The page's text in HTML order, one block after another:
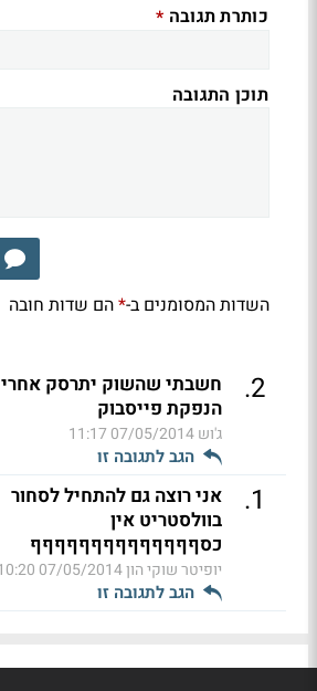
כותרת תגובה *
תוכן התגובה
השדות המסומנים ב-*הם שדות חובה
2
.
חשבתי שהשוק יתרסק אחרי
הנפקת פייסבוק
ג'וש07/05/2014 11:17
הגב לתגובה זו
1
.
אני רוצה גם להתחיל לסחור
בוולסטריט אין
כסףףףףףףףףףףףףףף
יופיטר שוקי הון07/05/2014 10:20
הגב לתגובה זו